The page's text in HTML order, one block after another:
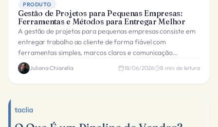
PRODUTO
Gestão de Projetos para Pequenas Empresas:
Ferramentas e Métodos para Entregar Melhor
A gestão de projetos para pequenas empresas consiste em
entregar trabalho ao cliente de forma fiável com
ferramentas simples, marcos claros e comunicação
consistente sem complexidade empresarial.
Juliana Chiarella 18/06/2026 8 min de leitura